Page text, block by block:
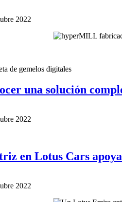
2022
una solución
2022
en Lotus Cars
2022